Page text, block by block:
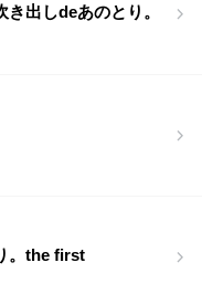
出しdeあのとり。
。the first